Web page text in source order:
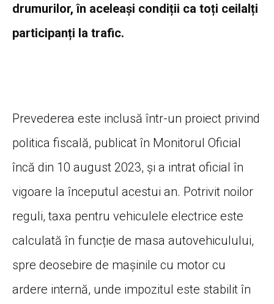
drumurilor, în aceleași condiții ca toți ceilalți
participanți la trafic.
Prevederea este inclusă într-un proiect privind
politica fiscală, publicat în Monitorul Oficial
încă din 10 august 2023, și a intrat oficial în
vigoare la începutul acestui an. Potrivit noilor
reguli, taxa pentru vehiculele electrice este
calculată în funcție de masa autovehiculului,
spre deosebire de mașinile cu motor cu
ardere internă, unde impozitul este stabilit în